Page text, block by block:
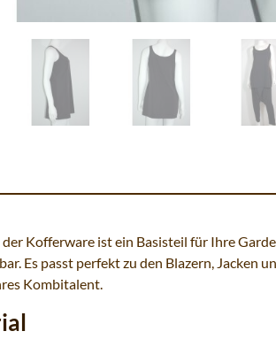
der Kofferware ist ein Basisteil für Ihre
Es passt perfekt zu den Blazern, Jacken
Kombitalent.